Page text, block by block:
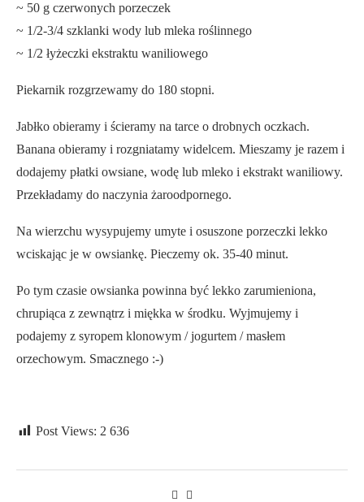
~ 50 g czerwonych porzeczek
~ 1/2-3/4 szklanki wody lub mleka roślinnego
~ 1/2 łyżeczki ekstraktu waniliowego
Piekarnik rozgrzewamy do 180 stopni.
Jabłko obieramy i ścieramy na tarce o drobnych oczkach.
Banana obieramy i rozgniatamy widelcem. Mieszamy je razem i
dodajemy płatki owsiane, wodę lub mleko i ekstrakt waniliowy.
Przekładamy do naczynia żaroodpornego.
Na wierzchu wysypujemy umyte i osuszone porzeczki lekko
wciskając je w owsiankę. Pieczemy ok. 35-40 minut.
Po tym czasie owsianka powinna być lekko zarumieniona,
chrupiąca z zewnątrz i miękka w środku. Wyjmujemy i
podajemy z syropem klonowym / jogurtem / masłem
orzechowym. Smacznego :-)
Post Views: 2 636